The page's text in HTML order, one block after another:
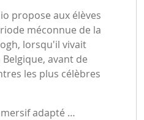
propose aux élèves
méconnue de la
lorsqu'il vivait
avant de
les plus célèbres
adapté …